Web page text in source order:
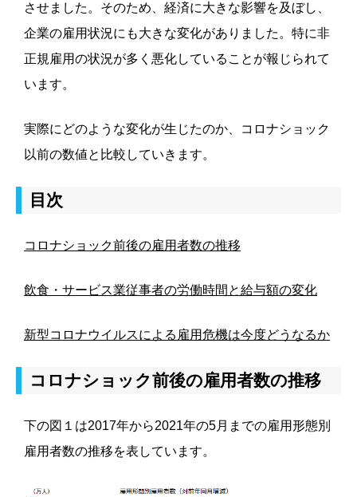
させました。そのため、経済に大きな影響を及ぼし、
企業の雇用状況にも大きな変化がありました。特に非
正規雇用の状況が多く悪化していることが報じられて
います。
実際にどのような変化が生じたのか、コロナショック
以前の数値と比較していきます。
目次
コロナショック前後の雇用者数の推移
飲食・サービス業従事者の労働時間と給与額の変化
新型コロナウイルスによる雇用危機は今度どうなるか
コロナショック前後の雇用者数の推移
下の図１は2017年から2021年の5月までの雇用形態別
雇用者数の推移を表しています。